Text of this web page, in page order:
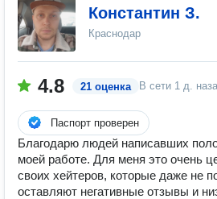
Константин З.
Краснодар
4.8 21 оценка В сети 1 д.
Паспорт проверен
Благодарю людей написавших
моей работе. Для меня это очень
своих хейтеров, которые даже не
оставляют негативные отзывы и